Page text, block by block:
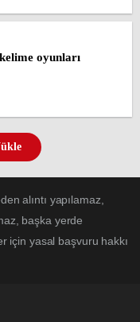
oyunları
alıntı yapılamaz,
başka yerde
için yasal başvuru hakkı